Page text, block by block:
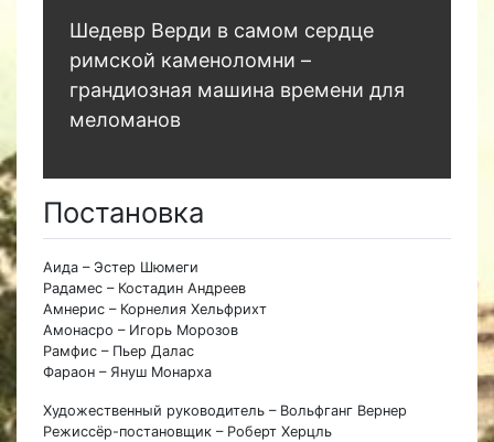
Шедевр Верди в самом сердце
римской каменоломни –
грандиозная машина времени для
меломанов
Постановка
Аида – Эстер Шюмеги
Радамес – Костадин Андреев
Амнерис – Корнелия Хельфрихт
Амонасро – Игорь Морозов
Рамфис – Пьер Далас
Фараон – Януш Монарха
Художественный руководитель – Вольфганг Вернер
Режиссёр-постановщик – Роберт Херцль